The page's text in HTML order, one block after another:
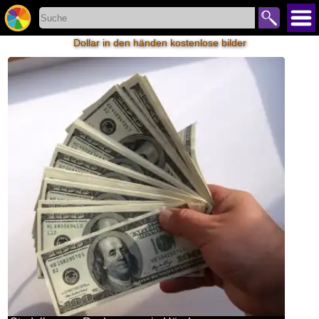
Dollar in den händen kostenlose bilder